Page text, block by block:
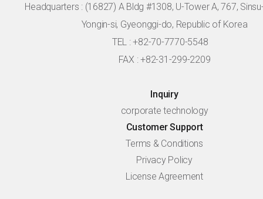
Headquarters : (16827) A Bldg #1308, U-Tower A, 767,
Yongin-si, Gyeonggi-do, Republic of Korea
TEL : +82-70-7770-5548
FAX : +82-31-299-2209
Inquiry
corporate technology
Customer Support
Terms & Conditions
Privacy Policy
License Agreement